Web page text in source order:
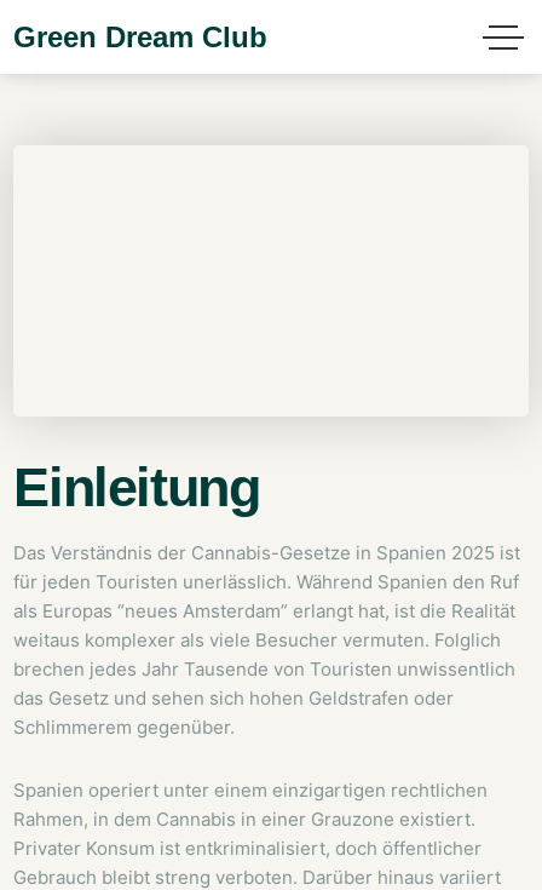
Green Dream Club
Einleitung
Das Verständnis der Cannabis-Gesetze in Spanien 2025 ist
für jeden Touristen unerlässlich. Während Spanien den Ruf
als Europas “neues Amsterdam” erlangt hat, ist die Realität
weitaus komplexer als viele Besucher vermuten. Folglich
brechen jedes Jahr Tausende von Touristen unwissentlich
das Gesetz und sehen sich hohen Geldstrafen oder
Schlimmerem gegenüber.
Spanien operiert unter einem einzigartigen rechtlichen
Rahmen, in dem Cannabis in einer Grauzone existiert.
Privater Konsum ist entkriminalisiert, doch öffentlicher
Gebrauch bleibt streng verboten. Darüber hinaus variiert